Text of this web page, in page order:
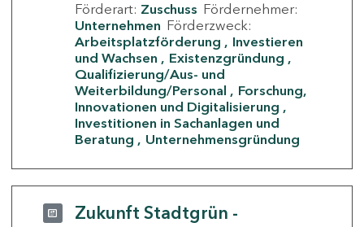
Förderart: Zuschuss Fördernehmer:
Unternehmen Förderzweck:
Arbeitsplatzförderung
Investieren
und Wachsen
Existenzgründung
Qualifizierung/Aus- und
Weiterbildung/Personal
Forschung,
Innovationen und Digitalisierung
Investitionen in Sachanlagen und
Beratung
Unternehmensgründung
Zukunft Stadtgrün -